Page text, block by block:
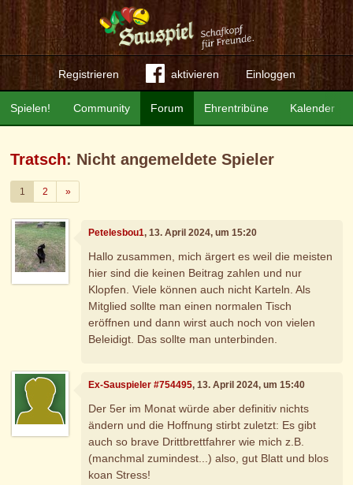
Registrieren aktivieren Einloggen
Community Forum Ehrentribüne Kalender
Spielen!
Tratsch: Nicht angemeldete Spieler
1 2 »Weiter
Petelesbou1, 13. April 2024, um 15:20
Hallo zusammen, mich ärgert es weil die meisten
hier sind die keinen Beitrag zahlen und nur
Klopfen. Viele können auch nicht Karteln. Als
Mitglied sollte man einen normalen Tisch
eröffnen und dann wirst auch noch von vielen
Beleidigt. Das sollte man unterbinden.
Ex-Sauspieler #754495, 13. April 2024, um 15:40
Der 5er im Monat würde aber definitiv nichts
ändern und die Hoffnung stirbt zuletzt: Es gibt
auch so brave Drittbrettfahrer wie mich z.B.
(manchmal zumindest...) also, gut Blatt und blos
koan Stress!